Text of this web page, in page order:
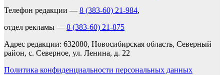
Телефон редакции — 8 (383-60) 21-984,
отдел рекламы — 8 (383-60) 21-875
Адрес редакции: 632080, Новосибирская область, Северный
район, с. Северное, ул. Ленина, д. 22
Политика конфиденциальности персональных данных